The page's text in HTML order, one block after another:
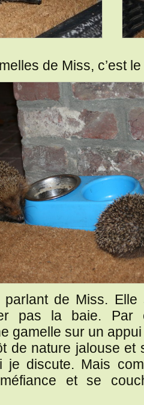
de Miss, c’est
parlant de Miss.
pas la baie.
gamelle sur un
de nature jalouse et
je discute. Mais
et se